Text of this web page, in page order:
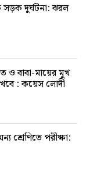
সড়ক দুর্ঘটনা: ঝরল
ও বাবা-মায়ের মুখ
: কয়েস লোদী
শ্রেণিতে পরীক্ষা: